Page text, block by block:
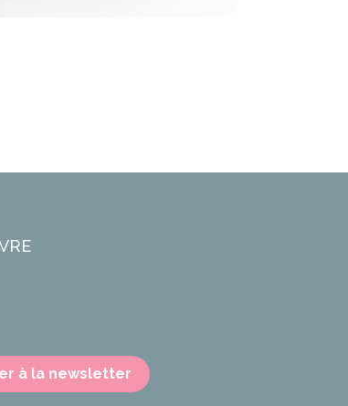
à la newsletter